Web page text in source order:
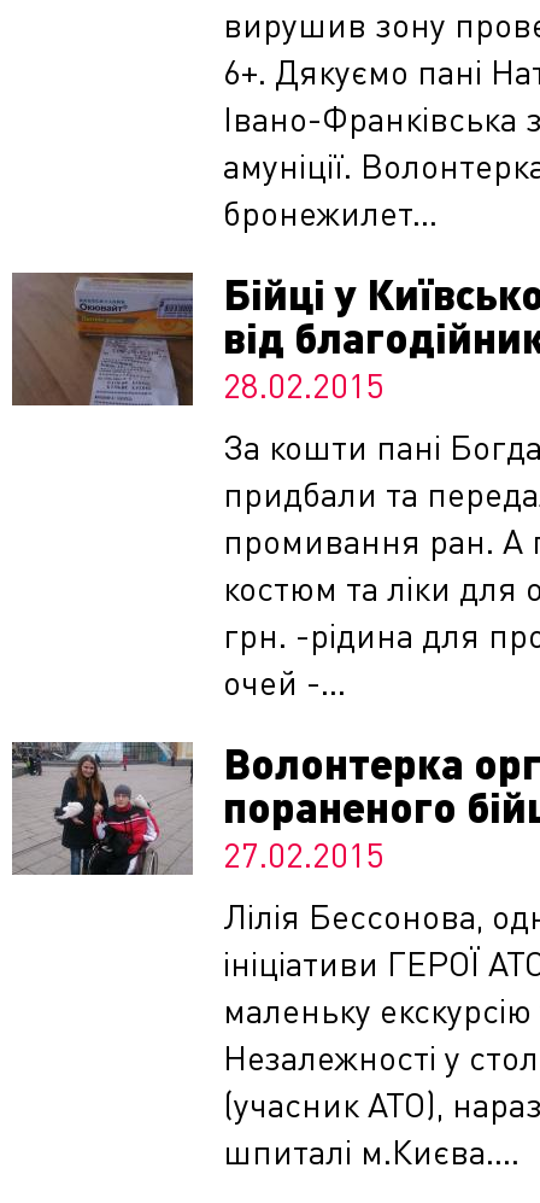
вирушив зону
6+. Дякуємо пані
Івано-Франківська
амуніції.
бронежилет...
Бійці у
від
28.02.2015
За кошти пані
придбали та
промивання ран. А
костюм та ліки для
грн. -рідина для
очей -...
Волонтерка
пораненого
27.02.2015
Лілія Бессонова,
ініціативи ГЕРОЇ
маленьку
Незалежності у
(учасник АТО),
шпиталі м.Києва....